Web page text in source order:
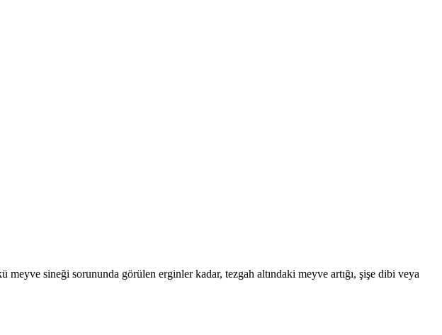
sineği sorununda görülen erginler kadar, tezgah altındaki meyve artığı, şişe dibi veya